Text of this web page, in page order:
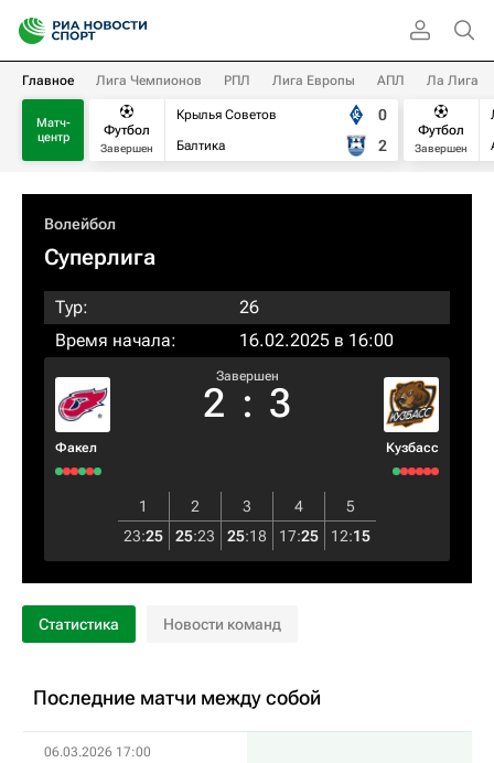
Главное Лига Чемпионов РПЛ Лига Европы АПЛ Ла Лига
Матч-
центр
Футбол
Завершен
Крылья Советов
Балтика
0
2
Футбол
Завершен
Волейбол
Суперлига
Тур:
26
Время начала:
16.02.2025 в 16:00
Факел
Завершен
2 : 3
Кузбасс
1 2 3 4
5
23:25 25:23 25:18 17:25 12:15
Статистика Новости команд
Последние матчи между собой
06.03.2026 17:00